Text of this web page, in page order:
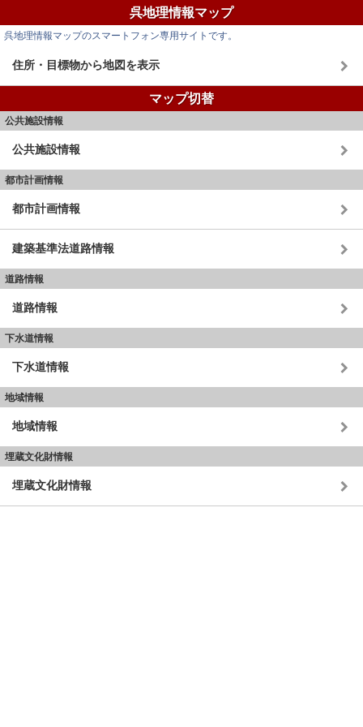
呉地理情報マップ
呉地理情報マップのスマートフォン専用サイトです。
住所・目標物から地図を表示
マップ切替
公共施設情報
公共施設情報
都市計画情報
都市計画情報
建築基準法道路情報
道路情報
道路情報
下水道情報
下水道情報
地域情報
地域情報
埋蔵文化財情報
埋蔵文化財情報